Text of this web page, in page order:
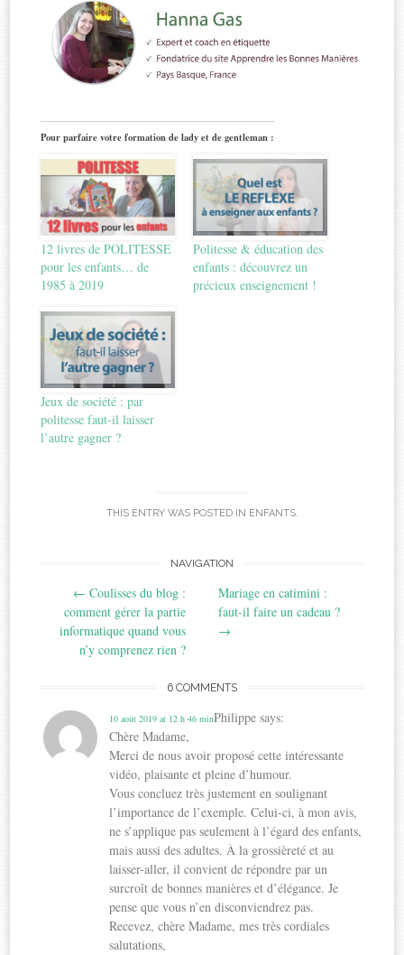
Pour parfaire votre formation de lady et de gentleman :
12 livres de POLITESSE
pour les enfants… de
1985 à 2019
Politesse & éducation des
enfants : découvrez un
précieux enseignement !
Jeux de société : par
politesse faut-il laisser
l’autre gagner ?
THIS ENTRY WAS POSTED IN ENFANTS.
navigation
NAVIGATION
← Coulisses du blog :
comment gérer la partie
informatique quand vous
n’y comprenez rien ?
Mariage en catimini :
faut-il faire un cadeau ?
→
6 COMMENTS
Philippe says:
10 août 2019 at 12 h 46 min
Chère Madame,
Merci de nous avoir proposé cette intéressante
vidéo, plaisante et pleine d’humour.
Vous concluez très justement en soulignant
l’importance de l’exemple. Celui-ci, à mon avis,
ne s’applique pas seulement à l’égard des enfants,
mais aussi des adultes. À la grossièreté et au
laisser-aller, il convient de répondre par un
surcroît de bonnes manières et d’élégance. Je
pense que vous n’en disconviendrez pas.
Recevez, chère Madame, mes très cordiales
salutations,